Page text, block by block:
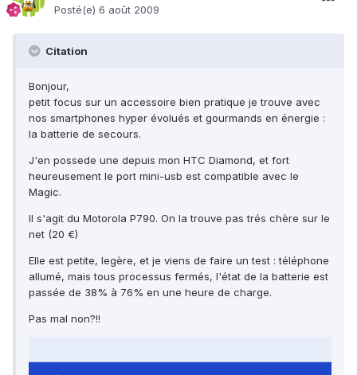
Posté(e) 6 août 2009
Citation
Bonjour,
petit focus sur un accessoire bien pratique je trouve avec
nos smartphones hyper évolués et gourmands en énergie :
la batterie de secours.
J'en possede une depuis mon HTC Diamond, et fort
heureusement le port mini-usb est compatible avec le
Magic.
Il s'agit du Motorola P790. On la trouve pas trés chère sur le
net (20 €)
Elle est petite, legère, et je viens de faire un test : téléphone
allumé, mais tous processus fermés, l'état de la batterie est
passée de 38% à 76% en une heure de charge.
Pas mal non?!!